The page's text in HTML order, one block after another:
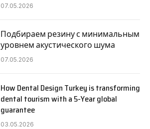
07.05.2026
Подбираем резину с минимальным
уровнем акустического шума
07.05.2026
How Dental Design Turkey is transforming
dental tourism with a 5-Year global
guarantee
03.05.2026